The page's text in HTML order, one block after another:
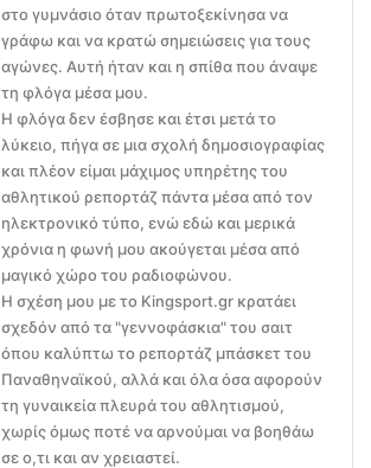
στο γυμνάσιο όταν πρωτοξεκίνησα να
γράφω και να κρατώ σημειώσεις για τους
αγώνες. Αυτή ήταν και η σπίθα που άναψε
τη φλόγα μέσα μου.
Η φλόγα δεν έσβησε και έτσι μετά το
λύκειο, πήγα σε μια σχολή δημοσιογραφίας
και πλέον είμαι μάχιμος υπηρέτης του
αθλητικού ρεπορτάζ πάντα μέσα από τον
ηλεκτρονικό τύπο, ενώ εδώ και μερικά
χρόνια η φωνή μου ακούγεται μέσα από
μαγικό χώρο του ραδιοφώνου.
Η σχέση μου με το Kingsport.gr κρατάει
σχεδόν από τα "γεννοφάσκια" του σαιτ
όπου καλύπτω το ρεπορτάζ μπάσκετ του
Παναθηναϊκού, αλλά και όλα όσα αφορούν
τη γυναικεία πλευρά του αθλητισμού,
χωρίς όμως ποτέ να αρνούμαι να βοηθάω
σε ο,τι και αν χρειαστεί.